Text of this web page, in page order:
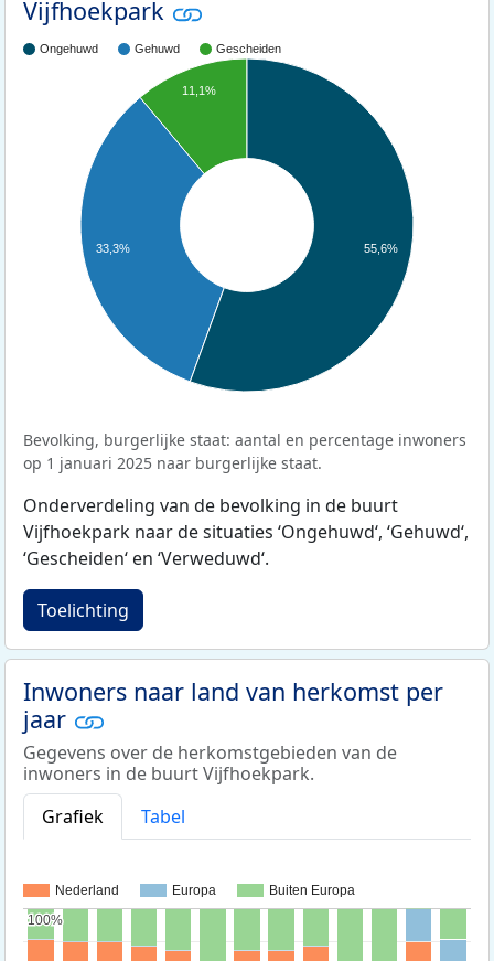
Vijfhoekpark
Ongehuwd Gehuwd Gescheiden
11,1%
33,3% 55,6%
Bevolking, burgerlijke staat: aantal en percentage inwoners
op 1 januari 2025 naar burgerlijke staat.
Onderverdeling van de bevolking in de buurt
Vijfhoekpark naar de situaties ‘Ongehuwd‘, ‘Gehuwd‘,
‘Gescheiden‘ en ‘Verweduwd‘.
Toelichting
Inwoners naar land van herkomst per
jaar
Gegevens over de herkomstgebieden van de
inwoners in de buurt Vijfhoekpark.
Grafiek
Tabel
Nederland Europa Buiten Europa
100%
100%